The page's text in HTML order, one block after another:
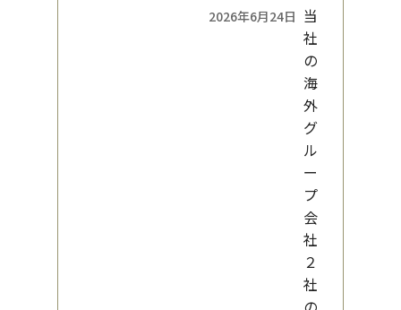
2026年6月24日 当
社
の
海
外
グ
ル
ー
プ
会
社
２
社